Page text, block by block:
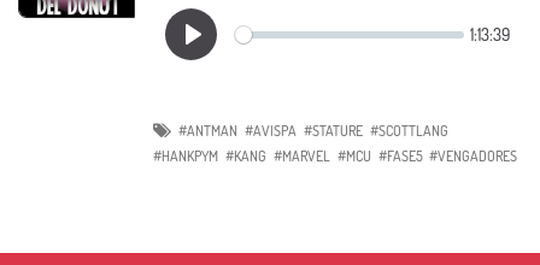
#ANTMAN #AVISPA #STATURE #SCOTTLANG
#HANKPYM #KANG #MARVEL #MCU #FASE5 #VENGADORES